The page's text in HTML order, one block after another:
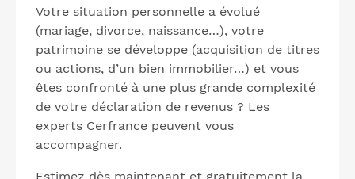
Votre situation personnelle a évolué
(mariage, divorce, naissance…), votre
patrimoine se développe (acquisition de titres
ou actions, d’un bien immobilier…) et vous
êtes confronté à une plus grande complexité
de votre déclaration de revenus ? Les
experts Cerfrance peuvent vous
accompagner.
Estimez dès maintenant et gratuitement la